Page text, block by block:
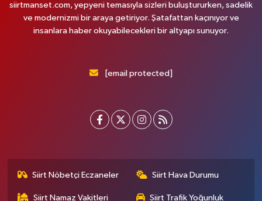
siirtmanset.com, yepyeni temasıyla sizleri buluştururken, sadelik
ve modernizmi bir araya getiriyor. Şatafattan kaçınıyor ve
insanlara haber okuyabilecekleri bir altyapı sunuyor.
[email protected]
Siirt Nöbetçi Eczaneler Siirt Hava Durumu
Siirt Namaz Vakitleri Siirt Trafik Yoğunluk